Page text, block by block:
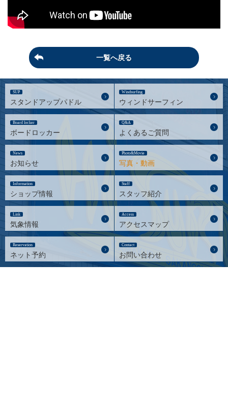
一覧へ戻る
SUP
スタンドアップパドル
Windsurfing
ウィンドサーフィン
Board locker
ボードロッカー
Q&A
よくあるご質問
News
お知らせ
Photo&Movie
写真・動画
Information
ショップ情報
Staff
スタッフ紹介
Link
気象情報
Access
アクセスマップ
Reservation
ネット予約
Contact
お問い合わせ